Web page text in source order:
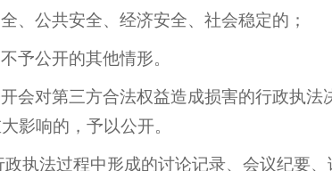
、公共安全、经济安全、社会稳定的；
予公开的其他情形。
会对第三方合法权益造成损害的行政执
影响的，予以公开。
执法过程中形成的讨论记录、会议纪要